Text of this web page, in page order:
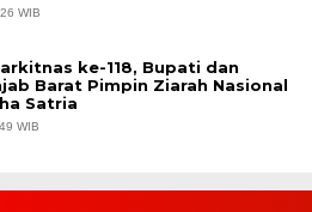
WIB
ke-118, Bupati dan
Barat Pimpin Ziarah Nasional
Satria
WIB